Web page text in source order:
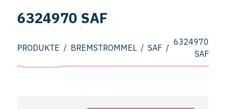
6324970 SAF
PRODUKTE / BREMSTROMMEL / SAF /
6324970
SAF